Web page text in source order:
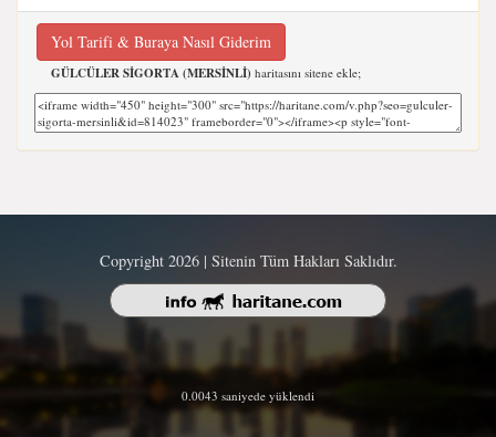
Yol Tarifi & Buraya Nasıl Giderim
GÜLCÜLER SİGORTA (MERSİNLİ) haritasını sitene ekle;
Copyright 2026 | Sitenin Tüm Hakları Saklıdır.
0.0043 saniyede yüklendi